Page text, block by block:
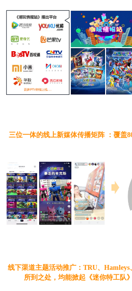
三位一体的线上新媒体传播矩阵 ：覆盖
线下渠道主题活动推广：TRU、Hamleys
所到之处，均能掀起《迷你特工队